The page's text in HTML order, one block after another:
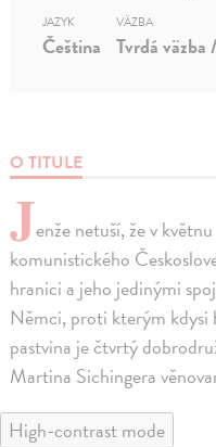
O TITULE
Jenže netuší, že v
komunistického
hranici a jeho jedinými
Němci, proti kterým kdysi
pastvina je čtvrtý
Martina Sichingera
JAZYK
Čeština
VÄZBA
Tvrdá
High-contrast mode